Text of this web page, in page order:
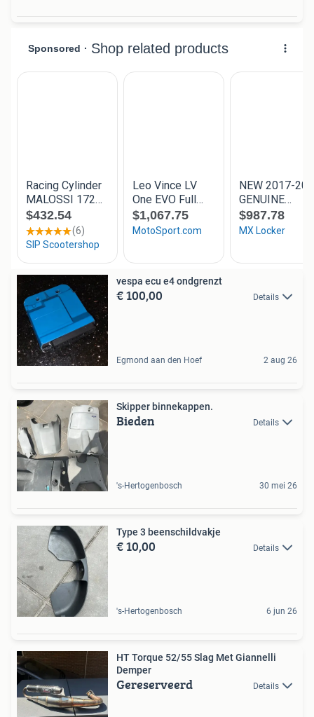
vespa ecu e4 ondgrenzt
€ 100,00 Details
Egmond aan den Hoef 2 aug 26
Skipper binnekappen.
Bieden Details
's-Hertogenbosch 30 mei 26
Type 3 beenschildvakje
€ 10,00 Details
's-Hertogenbosch 6 jun 26
HT Torque 52/55 Slag Met Giannelli
Demper
Gereserveerd Details